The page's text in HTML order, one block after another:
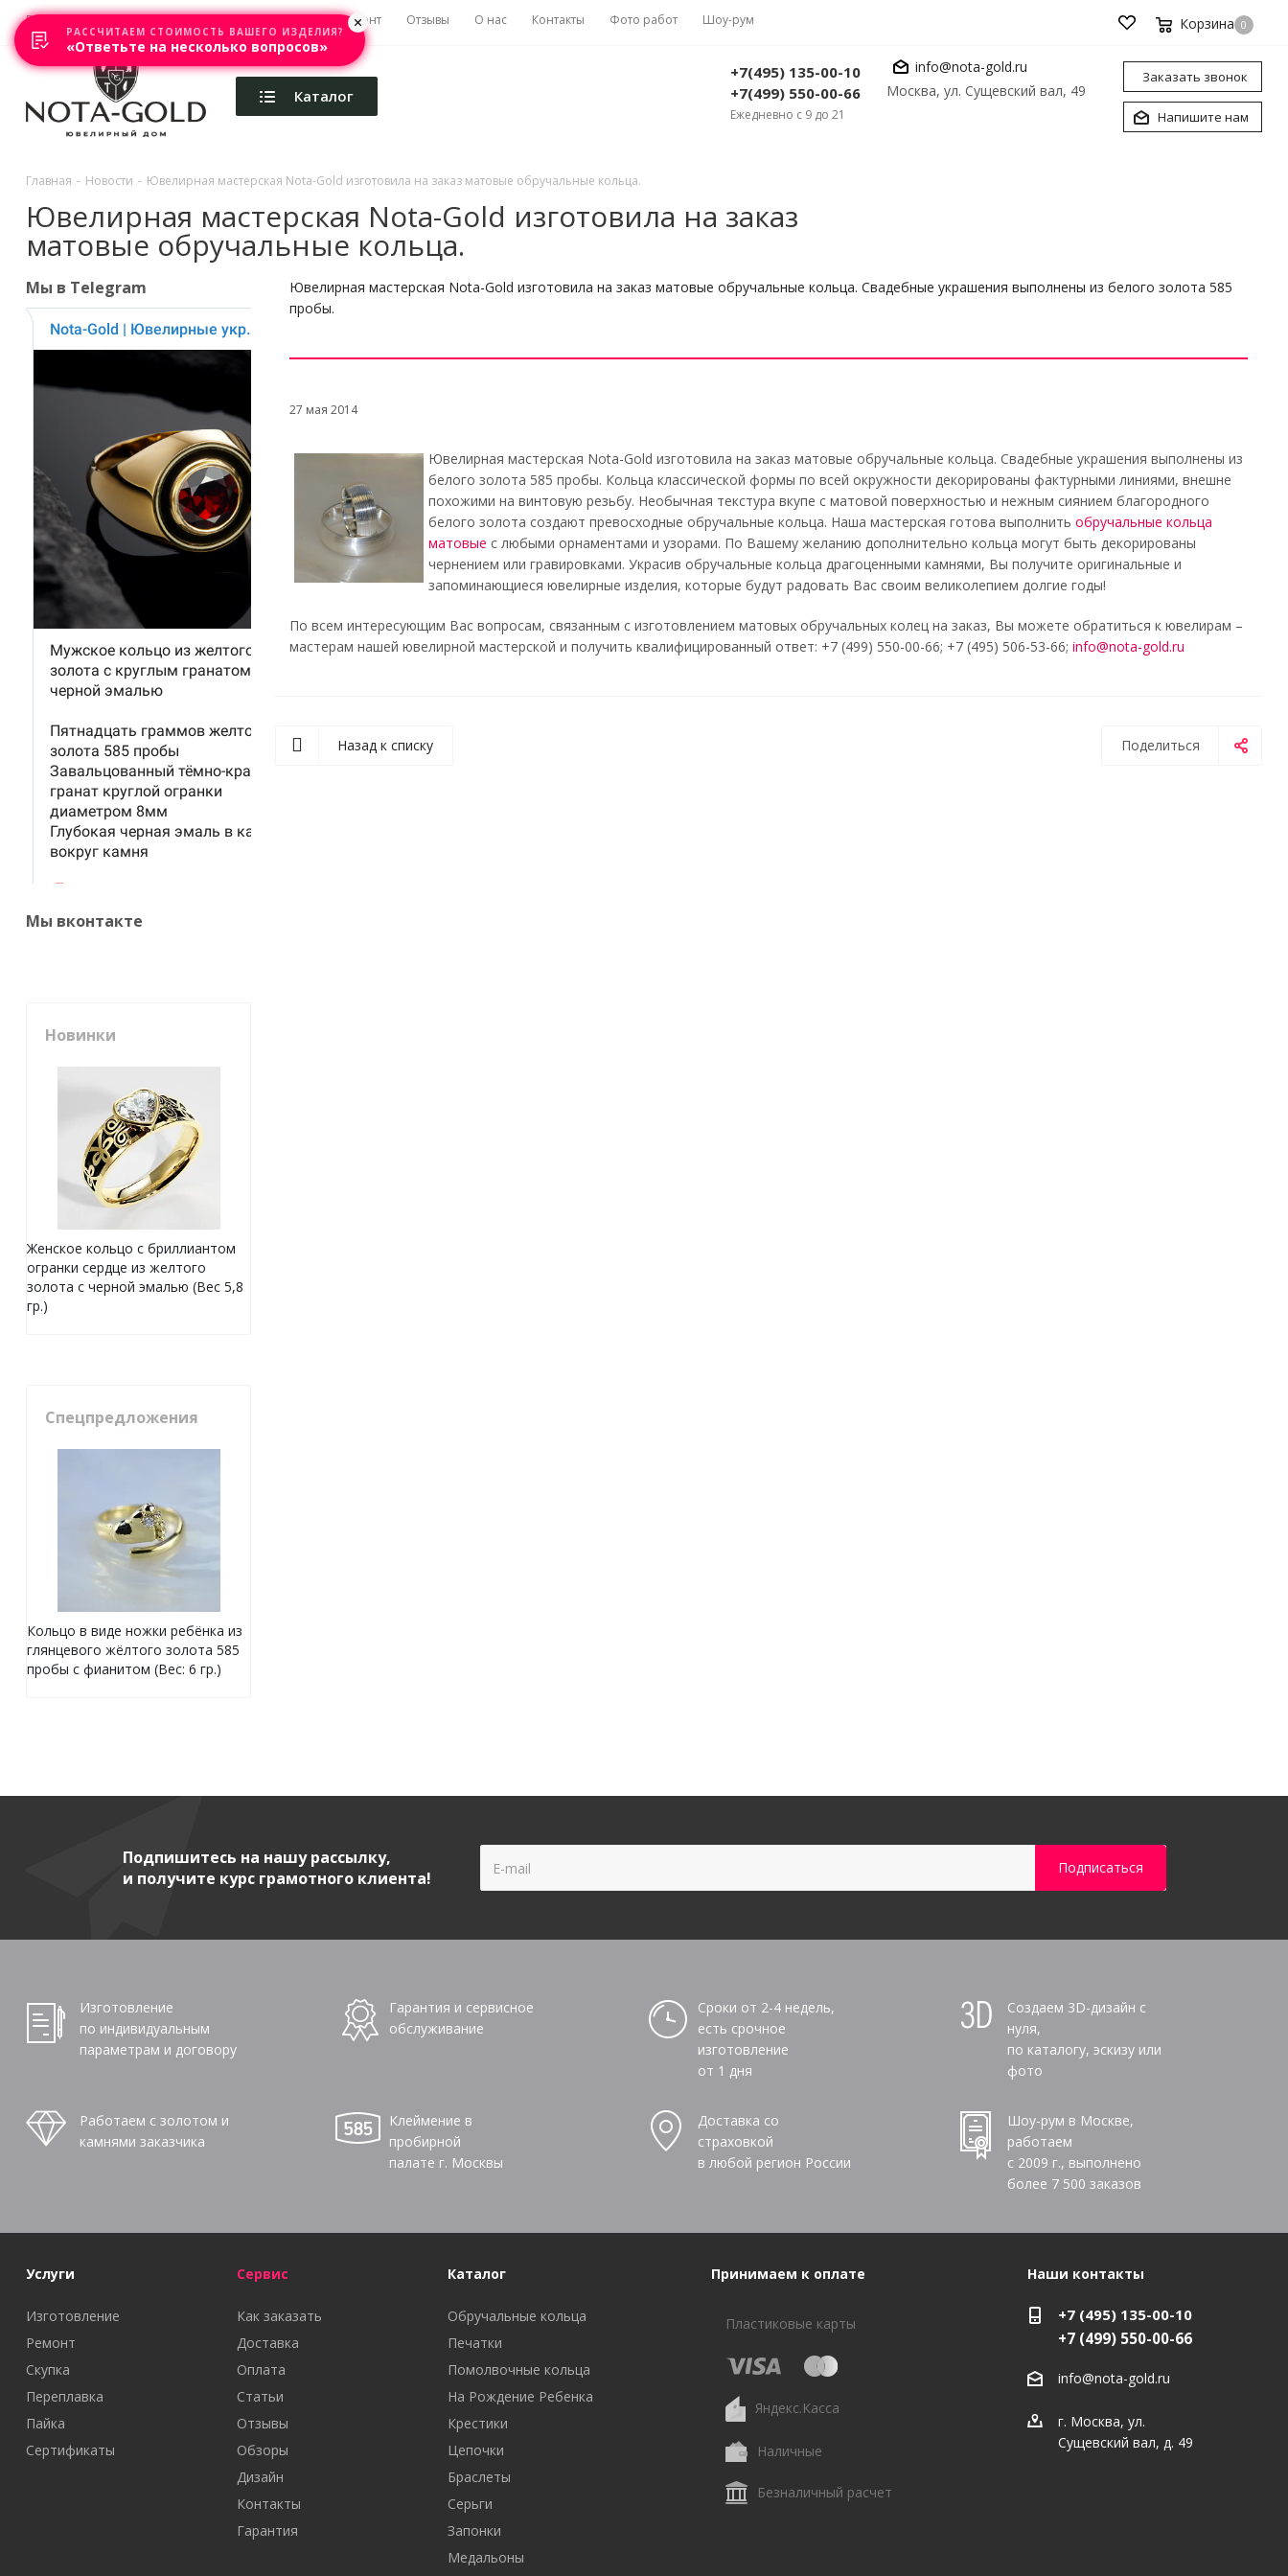
Главная Акции Каталоги Изготовление Ремонт Отзывы О нас Контакты Фото работ Шоу-рум Корзина 0
Каталог
+7(495) 135-00-10
+7(499) 550-00-66
Ежедневно с 9 до 21
info@nota-gold.ru
Москва, ул. Сущевский вал, 49
Заказать звонок
Напишите нам
Главная - Новости - Ювелирная мастерская Nota-Gold изготовила на заказ матовые обручальные кольца.
Ювелирная мастерская Nota-Gold изготовила на заказ
матовые обручальные кольца.
Ювелирная мастерская Nota-Gold изготовила на заказ матовые обручальные кольца. Свадебные украшения выполнены из белого золота 585
пробы.
27 мая 2014
Ювелирная мастерская Nota-Gold изготовила на заказ матовые обручальные кольца. Свадебные украшения выполнены из
белого золота 585 пробы. Кольца классической формы по всей окружности декорированы фактурными линиями, внешне
похожими на винтовую резьбу. Необычная текстура вкупе с матовой поверхностью и нежным сиянием благородного
белого золота создают превосходные обручальные кольца. Наша мастерская готова выполнить обручальные кольца
матовые с любыми орнаментами и узорами. По Вашему желанию дополнительно кольца могут быть декорированы
чернением или гравировками. Украсив обручальные кольца драгоценными камнями, Вы получите оригинальные и
запоминающиеся ювелирные изделия, которые будут радовать Вас своим великолепием долгие годы!
По всем интересующим Вас вопросам, связанным с изготовлением матовых обручальных колец на заказ, Вы можете обратиться к ювелирам –
мастерам нашей ювелирной мастерской и получить квалифицированный ответ: +7 (499) 550-00-66; +7 (495) 506-53-66; info@nota-gold.ru
Поделиться
Назад к списку
Мы в Telegram
Мы вконтакте
Новинки
Женское кольцо с бриллиантом
огранки сердце из желтого
золота с черной эмалью (Вес 5,8
гр.)
Спецпредложения
Кольцо в виде ножки ребёнка из
глянцевого жёлтого золота 585
пробы с фианитом (Вес: 6 гр.)
Подпишитесь на нашу рассылку,
и получите курс грамотного клиента!
Изготовление
по индивидуальным
параметрам и договору
Гарантия и сервисное
обслуживание
Сроки от 2-4 недель,
есть срочное
изготовление
от 1 дня
Создаем 3D-дизайн с
нуля,
по каталогу, эскизу или
фото
Работаем с золотом и
камнями заказчика
Клеймение в
пробирной
палате г. Москвы
Доставка со
страховкой
в любой регион России
Шоу-рум в Москве,
работаем
с 2009 г., выполнено
более 7 500 заказов
Услуги
Изготовление
Ремонт
Скупка
Переплавка
Пайка
Сертификаты
Сервис
Как заказать
Доставка
Оплата
Статьи
Отзывы
Обзоры
Дизайн
Контакты
Гарантия
Каталог
Обручальные кольца
Печатки
Помолвочные кольца
На Рождение Ребенка
Крестики
Цепочки
Браслеты
Серьги
Запонки
Медальоны
Принимаем к оплате
Пластиковые карты
Яндекс.Касса
Наличные
Безналичный расчет
Наши контакты
+7 (495) 135-00-10
+7 (499) 550-00-66
info@nota-gold.ru
г. Москва, ул.
Сущевский вал, д. 49
РАССЧИТАЕМ СТОИМОСТЬ ВАШЕГО ИЗДЕЛИЯ?
«Ответьте на несколько вопросов»